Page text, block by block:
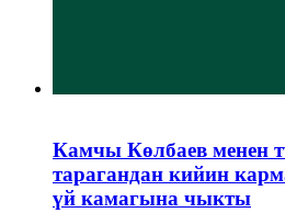
Камчы Көлбаев менен
тарагандан кийин
үй камагына чыкты